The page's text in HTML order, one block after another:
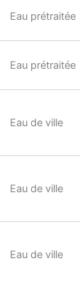
Eau prétraitée
Eau prétraitée
Eau de ville
Eau de ville
Eau de ville